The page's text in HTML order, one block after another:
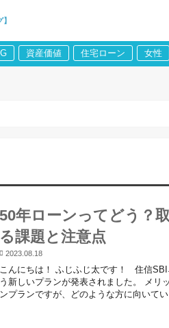
資産価値 住宅ローン 女性
50年ローンってどう？
る課題と注意点
2023.08.18
こんにちは！ ふじふじ太です！ 住信SBI
う新しいプランが発表されました。 メリ
ンプランですが、どのような方に向いて